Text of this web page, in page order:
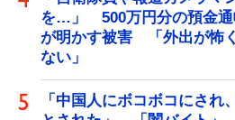
を…」 500万円分の預金通
が明かす被害 「外出が怖
ない」
「中国人にボコボコにされ